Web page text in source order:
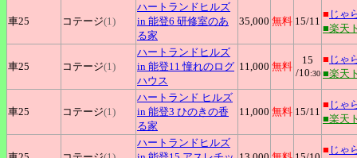
車25 コテージ(1)
ハートランドヒルズ
in 能登6 研修室のあ
る家
35,000 無料 15/11
■ じゃ
■楽天
車25 コテージ(1)
ハートランドヒルズ
in 能登11 憧れのログ
ハウス
11,000 無料
15
/10:30
■ じゃ
■楽天
車25 コテージ(1)
ハートランド ヒルズ
in 能登3 ひのきの香
る家
11,000 無料 15/11
■ じゃ
■楽天
ハートランドヒルズ
■ じゃ